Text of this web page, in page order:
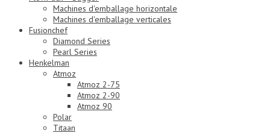
Machines d'emballage horizontale
Machines d'emballage verticales
Fusionchef
Diamond Series
Pearl Series
Henkelman
Atmoz
Atmoz 2-75
Atmoz 2-90
Atmoz 90
Polar
Titaan